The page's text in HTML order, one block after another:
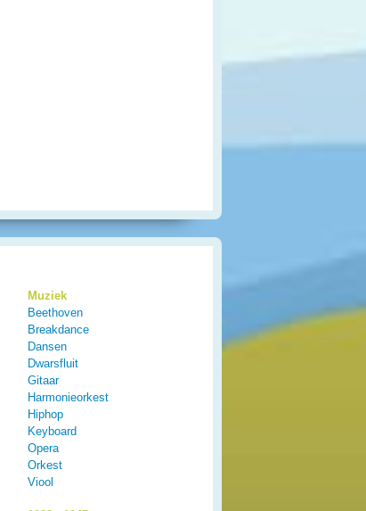
Muziek
Beethoven
Breakdance
Dansen
Dwarsfluit
Gitaar
Harmonieorkest
Hiphop
Keyboard
Opera
Orkest
Viool